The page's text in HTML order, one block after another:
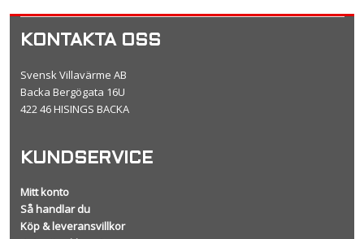
KONTAKTA OSS
Svensk Villavärme AB
Backa Bergögata 16U
422 46 HISINGS BACKA
KUNDSERVICE
Mitt konto
Så handlar du
Köp & leveransvillkor